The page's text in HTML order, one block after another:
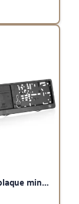
Support de plaque minéralogique